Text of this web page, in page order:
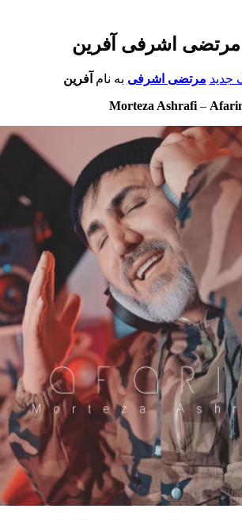
اشرفی آفرین
مرتضی اشرفیبه نام آفرین
Morteza Ashrafi–